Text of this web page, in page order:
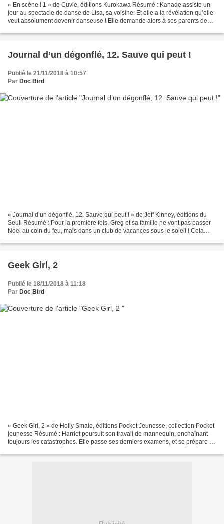
« En scène ! 1 » de Cuvie, éditions Kurokawa Résumé : Kanade assiste un
jour au spectacle de danse de Lisa, sa voisine. Et elle a la révélation qu’elle
veut absolument devenir danseuse ! Elle demande alors à ses parents de
Journal d’un dégonflé, 12. Sauve qui peut !
Publié le 21/11/2018 à 10:57
Par Doc Bird
« Journal d’un dégonflé, 12. Sauve qui peut ! » de Jeff Kinney, éditions du
Seuil Résumé : Pour la première fois, Greg et sa famille ne vont pas passer
Noël au coin du feu, mais dans un club de vacances sous le soleil ! Cela
Geek Girl, 2
Publié le 18/11/2018 à 11:18
Par Doc Bird
« Geek Girl, 2 » de Holly Smale, éditions Pocket Jeunesse, collection Pocket
jeunesse Résumé : Harriet poursuit son travail de mannequin, enchaînant
toujours les catastrophes. Elle passe ses derniers examens, et se prépare à